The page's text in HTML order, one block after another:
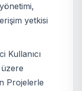
yetkisi
Kullanıcı
Projelerle